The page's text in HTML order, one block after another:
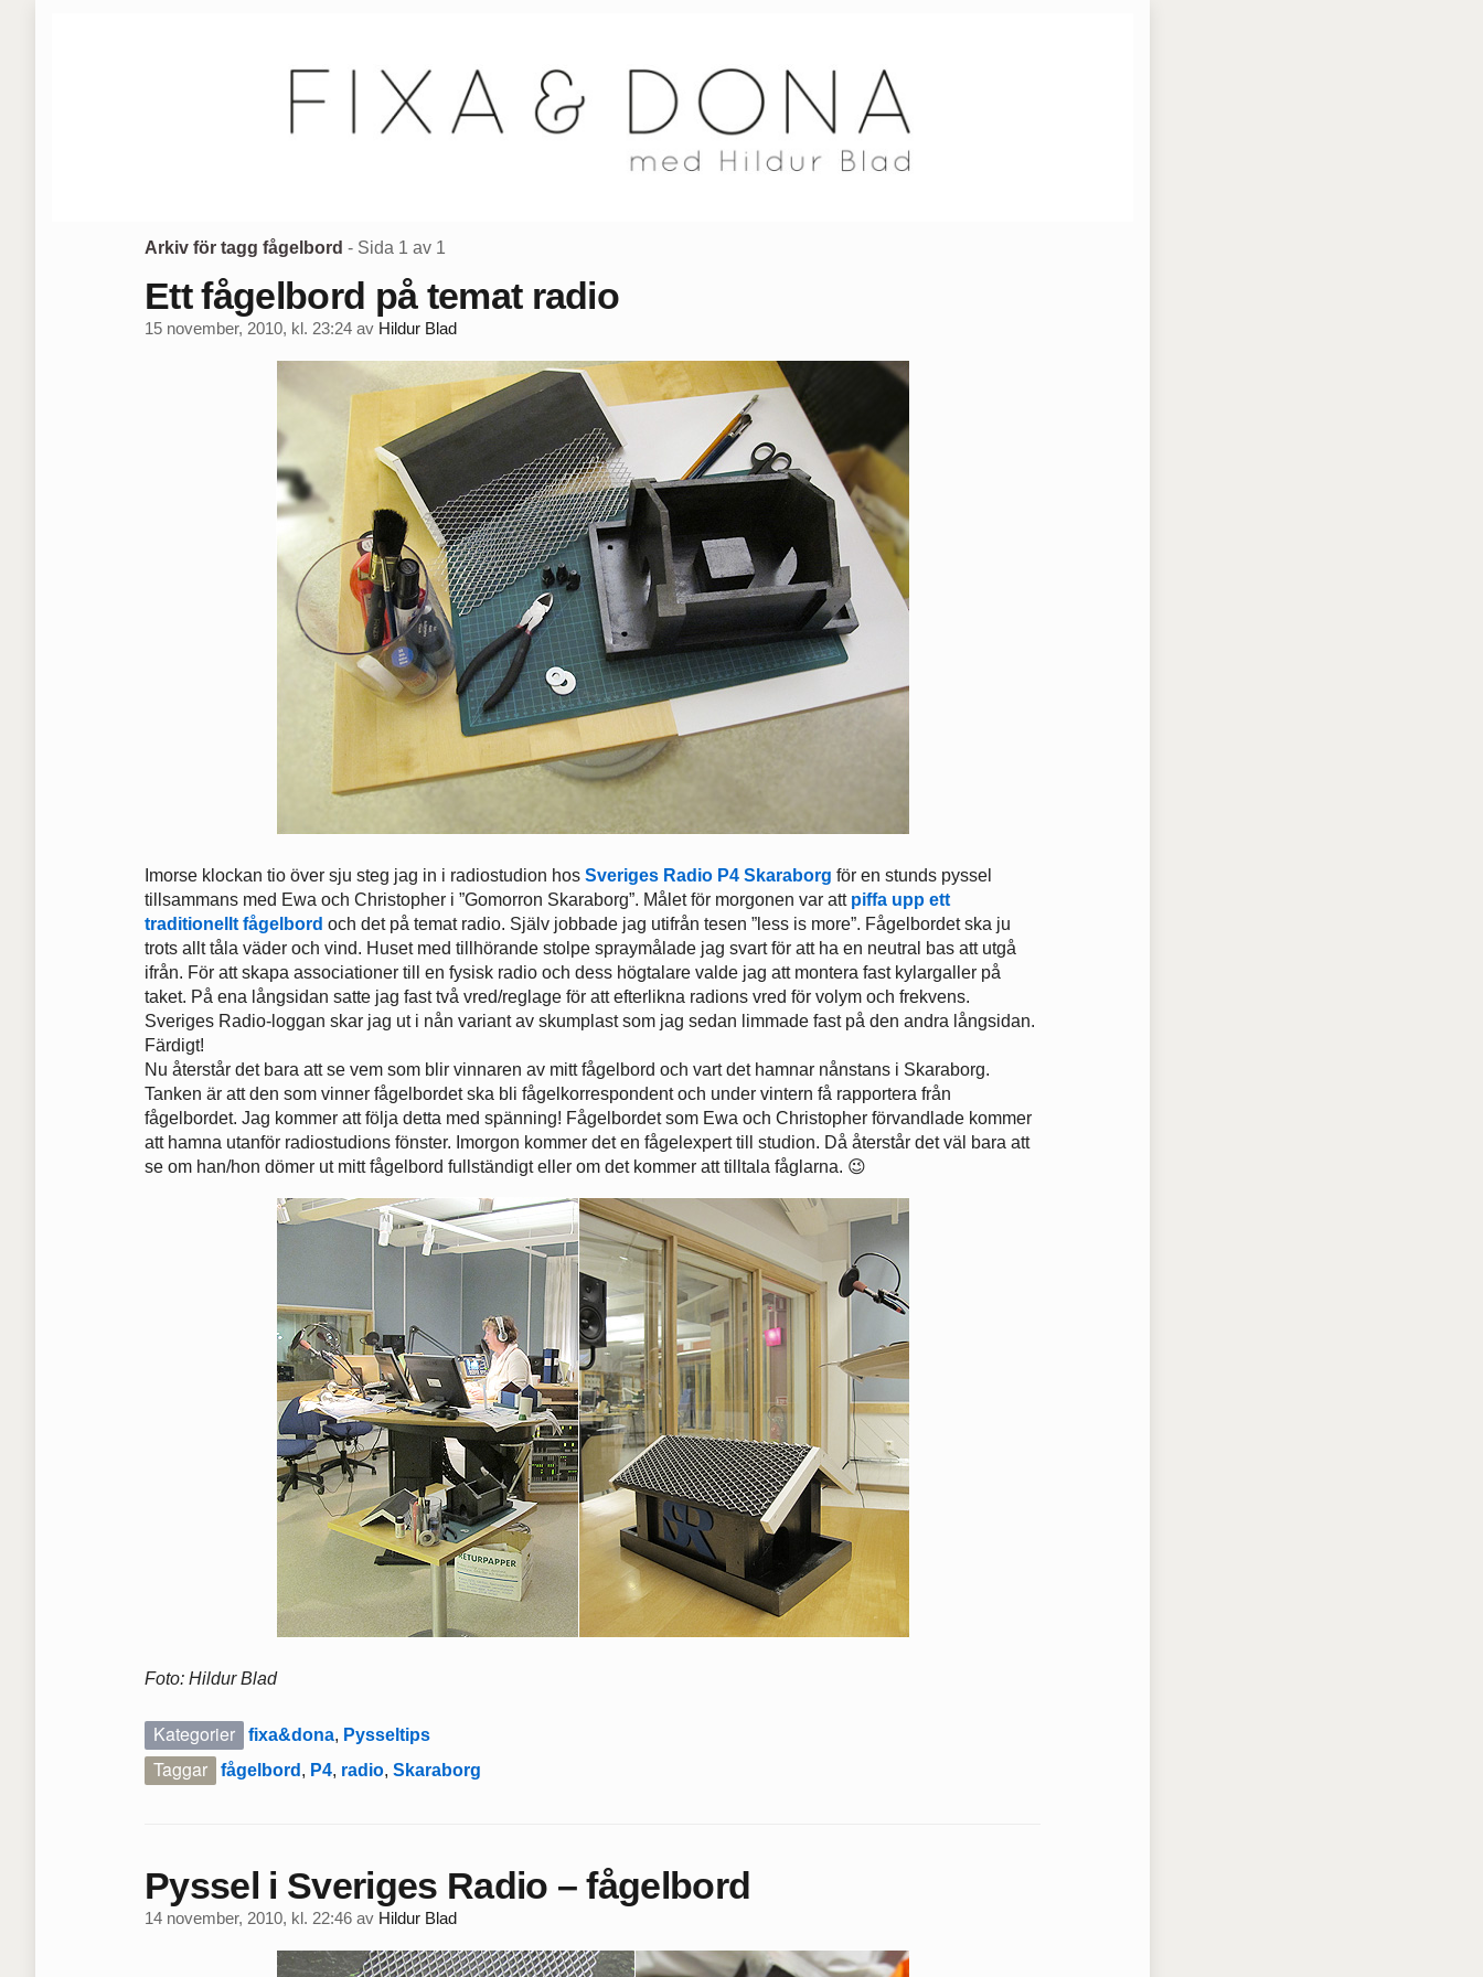
Arkiv för tagg fågelbord - Sida 1 av 1
Ett fågelbord på temat radio
15 november, 2010, kl. 23:24 av Hildur Blad
Imorse klockan tio över sju steg jag in i radiostudion hosSveriges Radio P4 Skaraborg för en stunds pyssel
tillsammans med Ewa och Christopher i ”Gomorron Skaraborg”. Målet för morgonen var att piffa upp ett
traditionellt fågelbord och det på temat radio. Själv jobbade jag utifrån tesen ”less is more”. Fågelbordet ska ju
trots allt tåla väder och vind. Huset med tillhörande stolpe spraymålade jag svart för att ha en neutral bas att utgå
ifrån. För att skapa associationer till en fysisk radio och dess högtalare valde jag att montera fast kylargaller på
taket. På ena långsidan satte jag fast två vred/reglage för att efterlikna radions vred för volym och frekvens.
Sveriges Radio-loggan skar jag ut i nån variant av skumplast som jag sedan limmade fast på den andra långsidan.
Färdigt!
Nu återstår det bara att se vem som blir vinnaren av mitt fågelbord och vart det hamnar nånstans i Skaraborg.
Tanken är att den som vinner fågelbordet ska bli fågelkorrespondent och under vintern få rapportera från
fågelbordet. Jag kommer att följa detta med spänning! Fågelbordet som Ewa och Christopher förvandlade kommer
att hamna utanför radiostudions fönster. Imorgon kommer det en fågelexpert till studion. Då återstår det väl bara att
se om han/hon dömer ut mitt fågelbord fullständigt eller om det kommer att tilltala fåglarna. 😉
Foto: Hildur Blad
Kategorier fixa&dona, Pysseltips
Taggar fågelbord , P4, radio,Skaraborg
Pyssel i Sveriges Radio – fågelbord
14 november, 2010, kl. 22:46 av Hildur Blad